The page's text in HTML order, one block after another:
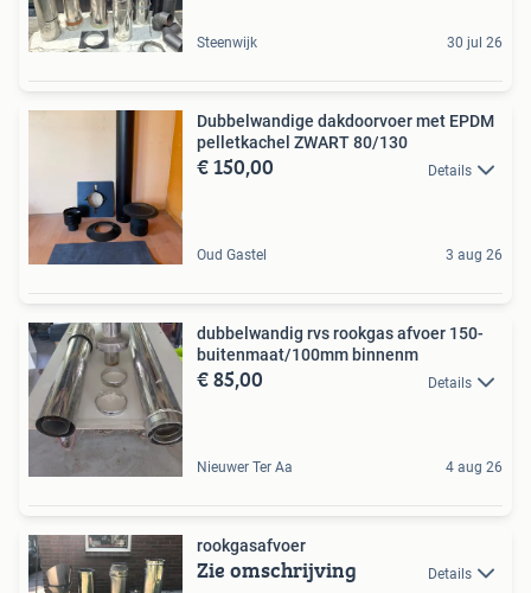
Steenwijk 30 jul 26
Dubbelwandige dakdoorvoer met EPDM
pelletkachel ZWART 80/130
€ 150,00 Details
Oud Gastel 3 aug 26
dubbelwandig rvs rookgas afvoer 150-
buitenmaat/100mm binnenm
€ 85,00 Details
Nieuwer Ter Aa 4 aug 26
rookgasafvoer
Zie omschrijving Details